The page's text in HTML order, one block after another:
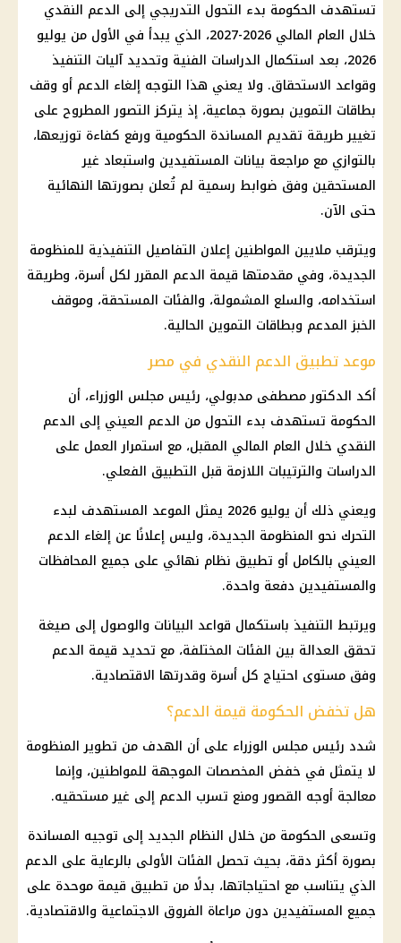
تستهدف الحكومة بدء التحول التدريجي إلى الدعم النقدي
خلال العام المالي 2026-2027، الذي يبدأ في الأول من يوليو
2026، بعد استكمال الدراسات الفنية وتحديد آليات التنفيذ
وقواعد الاستحقاق. ولا يعني هذا التوجه إلغاء الدعم أو وقف
بطاقات التموين بصورة جماعية، إذ يتركز التصور المطروح على
تغيير طريقة تقديم المساندة الحكومية ورفع كفاءة توزيعها،
بالتوازي مع مراجعة بيانات المستفيدين واستبعاد غير
المستحقين وفق ضوابط رسمية لم تُعلن بصورتها النهائية
حتى الآن.
ويترقب ملايين المواطنين إعلان التفاصيل التنفيذية للمنظومة
الجديدة، وفي مقدمتها قيمة الدعم المقرر لكل أسرة، وطريقة
استخدامه، والسلع المشمولة، والفئات المستحقة، وموقف
الخبز المدعم وبطاقات التموين الحالية.
موعد تطبيق الدعم النقدي في مصر
أكد الدكتور مصطفى مدبولي، رئيس مجلس الوزراء، أن
الحكومة تستهدف بدء التحول من الدعم العيني إلى الدعم
النقدي خلال العام المالي المقبل، مع استمرار العمل على
الدراسات والترتيبات اللازمة قبل التطبيق الفعلي.
ويعني ذلك أن يوليو 2026 يمثل الموعد المستهدف لبدء
التحرك نحو المنظومة الجديدة، وليس إعلانًا عن إلغاء الدعم
العيني بالكامل أو تطبيق نظام نهائي على جميع المحافظات
والمستفيدين دفعة واحدة.
ويرتبط التنفيذ باستكمال قواعد البيانات والوصول إلى صيغة
تحقق العدالة بين الفئات المختلفة، مع تحديد قيمة الدعم
وفق مستوى احتياج كل أسرة وقدرتها الاقتصادية.
هل تخفض الحكومة قيمة الدعم؟
شدد رئيس مجلس الوزراء على أن الهدف من تطوير المنظومة
لا يتمثل في خفض المخصصات الموجهة للمواطنين، وإنما
معالجة أوجه القصور ومنع تسرب الدعم إلى غير مستحقيه.
وتسعى الحكومة من خلال النظام الجديد إلى توجيه المساندة
بصورة أكثر دقة، بحيث تحصل الفئات الأولى بالرعاية على الدعم
الذي يتناسب مع احتياجاتها، بدلًا من تطبيق قيمة موحدة على
جميع المستفيدين دون مراعاة الفروق الاجتماعية والاقتصادية.